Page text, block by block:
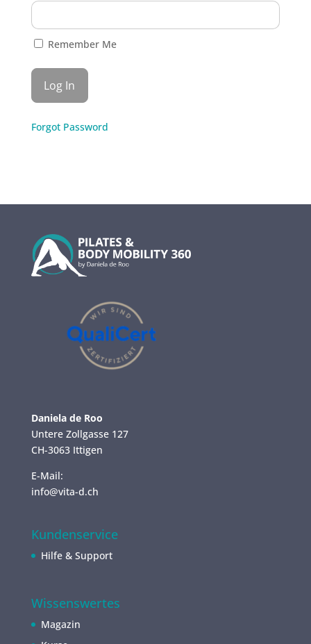
Remember Me
Forgot Password
Daniela de Roo
Untere Zollgasse 127
CH-3063 Ittigen
E-Mail:
info@vita-d.ch
Kundenservice
Hilfe & Support
Wissenswertes
Magazin